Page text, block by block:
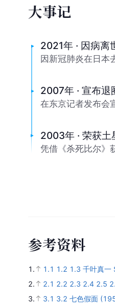
大事记
2021年 · 因病离
因新冠肺炎在日本
2007年 · 宣布退
在东京记者发布会
2003年 · 荣获土
凭借《杀死比尔》
参考资料
1. 1.1 1.2 1.3 千叶真一
2.
2.1 2.2 2.3 2.4 2.5
3.
3.1 3.2 七色假面